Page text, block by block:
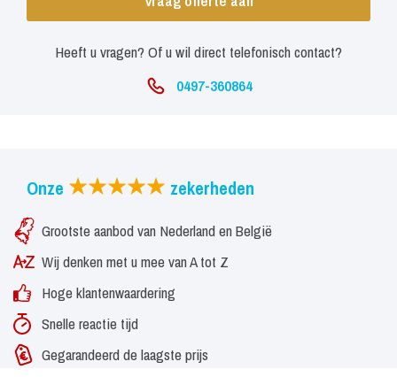
Heeft u vragen? Of u wil direct telefonisch contact?
0497-360864
Onze zekerheden
Grootste aanbod van Nederland en België
Wij denken met u mee van A tot Z
Hoge klantenwaardering
Snelle reactie tijd
Gegarandeerd de laagste prijs